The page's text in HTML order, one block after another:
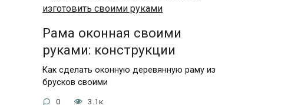
Рама оконная своими
руками: конструкции
Как сделать оконную деревянную раму из
брусков своими
0 3.1к.